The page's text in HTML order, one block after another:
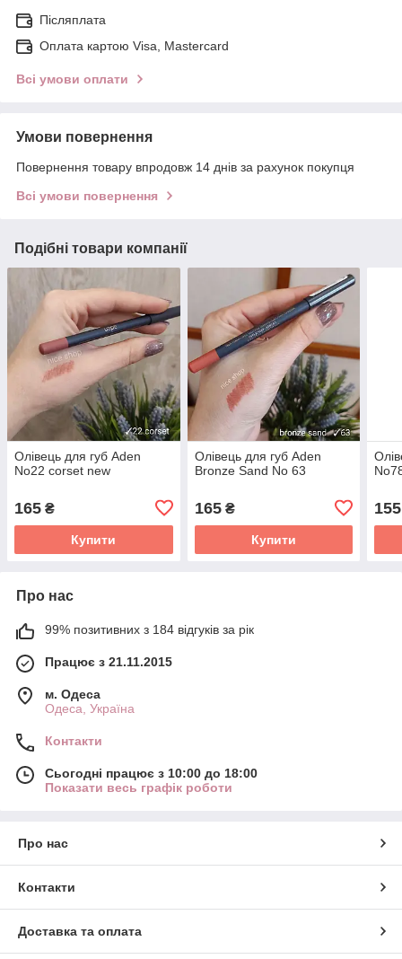
Післяплата
Оплата картою Visa, Mastercard
Всі умови оплати
Умови повернення
Повернення товару впродовж 14 днів за рахунок покупця
Всі умови повернення
Подібні товари компанії
Олівець для губ Aden
No22 corset new
165 ₴
Купити
Олівець для губ Aden
Bronze Sand No 63
165₴
Купити
155
Про нас
99% позитивних з 184 відгуків за рік
Працює з 21.11.2015
м. Одеса
Одеса, Україна
Контакти
Сьогодні працює з 10:00 до 18:00
Показати весь графік роботи
Про нас
Контакти
Доставка та оплата